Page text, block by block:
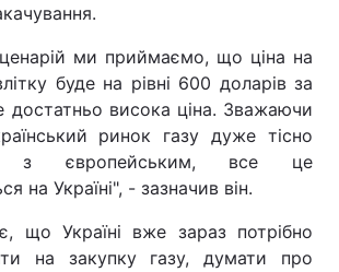
ми приймаємо, що ціна на
буде на рівні 600 доларів за
достатньо висока ціна. Зважаючи
ринок газу дуже тісно
з європейським, все це
на Україні", - зазначив він.
що Україні вже зараз потрібно
на закупку газу, думати про